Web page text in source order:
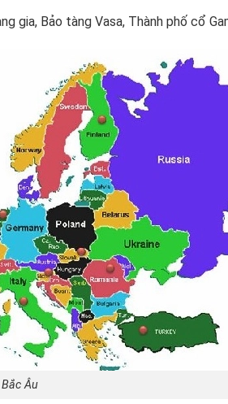
gia, Bảo tàng Vasa, Thành phố cổ
Âu